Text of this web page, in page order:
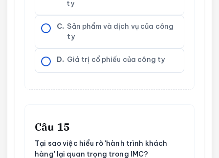
ty
C. Sản phẩm và dịch vụ của công
ty
D. Giá trị cổ phiếu của công ty
Câu 15
Tại sao việc hiểu rõ 'hành trình khách
hàng' lại quan trọng trong IMC?